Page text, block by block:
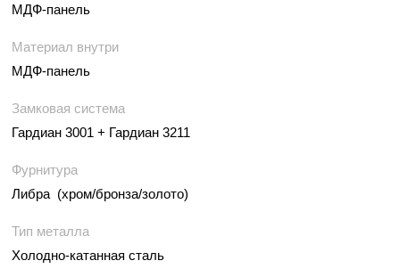
МДФ-панель
Материал внутри
МДФ-панель
Замковая система
Гардиан 3001 + Гардиан 3211
Фурнитура
Либра (хром/бронза/золото)
Тип металла
Холодно-катанная сталь